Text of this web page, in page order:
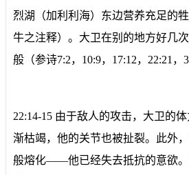
烈湖（加利利海）东边营养充足的
牛之注释）。大卫在别的地方好几
般（参诗7:2，10:9，17:12，22:21，
22:14-15 由于敌人的攻击，大卫的
渐枯竭，他的关节也被扯裂。此外
般熔化——他已经失去抵抗的意欲